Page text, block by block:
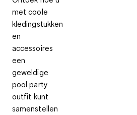
met coole
kledingstukken
en
accessoires
een
geweldige
pool party
outfit kunt
samenstellen